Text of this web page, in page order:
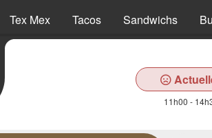
Tex Mex Tacos Sandwichs
11h00 -